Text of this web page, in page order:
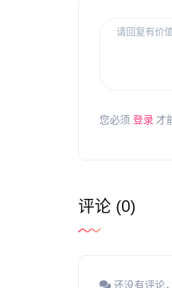
您必须 登录 才
评论 (0)
还没有评论